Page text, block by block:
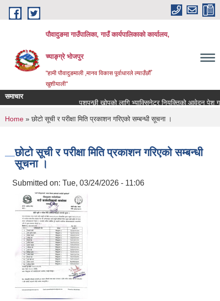
Skip to main content
पौवादुङमा गाउँपालिका, गाउँ कार्यपालिकाको कार्यालय,
च्याङ्ग्रे भोजपुर
"हामी पौवादुङमाली ,मानव विकास पूर्वाधारले ल्याउँछौँ
खुशीयाली"
समाचार
पशुपन्छी खोपको लागि भ्याक्सिनेटर नियुक्तिको आवेदन पेश गर्ने
You are here
Home » छोटो सूची र परीक्षा मिति प्रकाशन गरिएको सम्बन्धी सूचना ।
छोटो सूची र परीक्षा मिति प्रकाशन गरिएको सम्बन्धी
सूचना ।
Submitted on: Tue, 03/24/2026 - 11:06